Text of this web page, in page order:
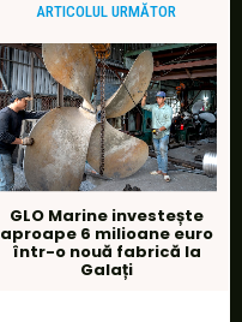
ARTICOLUL URMĂTOR
GLO Marine investește
aproape 6 milioane euro
într-o nouă fabrică la
Galați